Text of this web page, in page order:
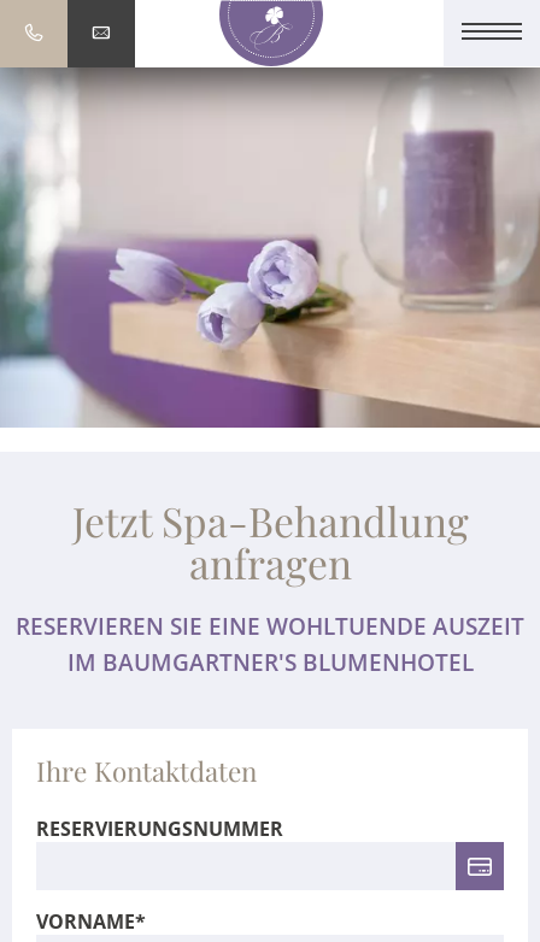
Jetzt Spa-Behandlung
anfragen
RESERVIEREN SIE EINE WOHLTUENDE AUSZEIT
IM BAUMGARTNER'S BLUMENHOTEL
Ihre Kontaktdaten
RESERVIERUNGSNUMMER
VORNAME*